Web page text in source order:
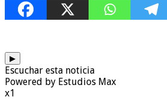
▶
Escuchar esta noticia
Powered by Estudios Max
x1